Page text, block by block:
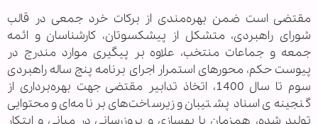
مقتضی است ضمن بهره‌مندی از برکات خرد جمعی در قالب
شورای راهبردی، متشکل از پیشکسوتان، کارشناسان و ائمه
جمعه و جماعات منتخب، علاوه بر پیگیری موارد مندرج در
پیوست حکم، محورهای استمرار اجرای برنامه پنج ساله راهبردی
سوم تا سال 1400، اتخاذ تدابیر مقتضی جهت بهره‌برداری از
گنجینه‌ی اسناد پشتیبان و زیرساخت‌های برنامه‌ای و محتوایی